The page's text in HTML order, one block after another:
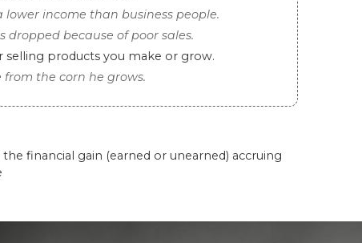
lower income than business people.
dropped because of poor sales.
selling products you make or grow.
the corn he grows.
the financial gain (earned or unearned) accruing